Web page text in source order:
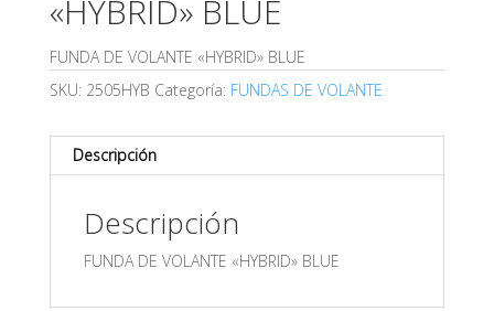
«HYBRID» BLUE
FUNDA DE VOLANTE «HYBRID» BLUE
SKU: 2505HYB Categoría: FUNDAS DE VOLANTE
Descripción
Descripción
FUNDA DE VOLANTE «HYBRID» BLUE